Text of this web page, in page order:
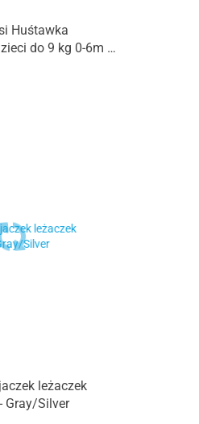
Huśtawka
do 9 kg 0-6m -
leżaczek
Gray/Silver